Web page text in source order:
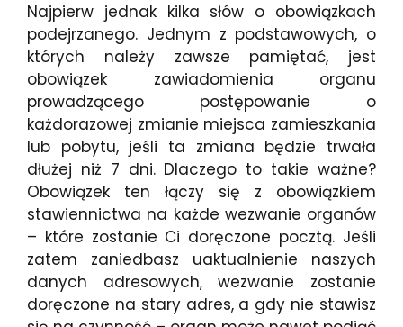
Najpierw jednak kilka słów o obowiązkach
podejrzanego. Jednym z podstawowych, o
których należy zawsze pamiętać, jest
obowiązek zawiadomienia organu
prowadzącego postępowanie o
każdorazowej zmianie miejsca zamieszkania
lub pobytu, jeśli ta zmiana będzie trwała
dłużej niż 7 dni. Dlaczego to takie ważne?
Obowiązek ten łączy się z obowiązkiem
stawiennictwa na każde wezwanie organów
– które zostanie Ci doręczone pocztą. Jeśli
zatem zaniedbasz uaktualnienie naszych
danych adresowych, wezwanie zostanie
doręczone na stary adres, a gdy nie stawisz